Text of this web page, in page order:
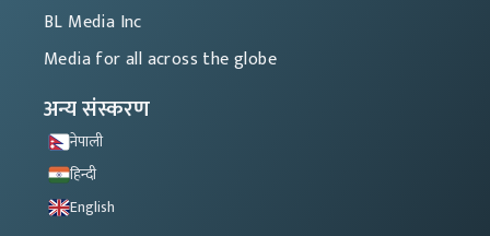
BL Media Inc
Media for all across the globe
अन्य संस्करण
नेपाली
हिन्दी
English